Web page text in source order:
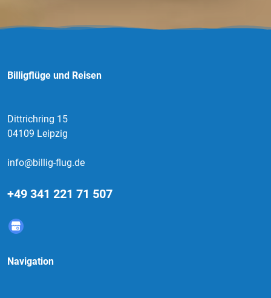
Billigflüge und Reisen
Dittrichring 15
04109 Leipzig
info@billig-flug.de
+49 341 221 71 507
Navigation